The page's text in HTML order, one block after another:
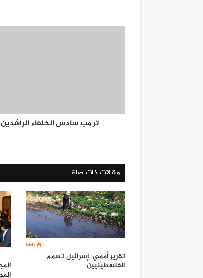
ترامب سادس الخلفاء
مقالات ذات صلة
666
تقرير أممي: إسرائيل تسمم
الفلسطينيين